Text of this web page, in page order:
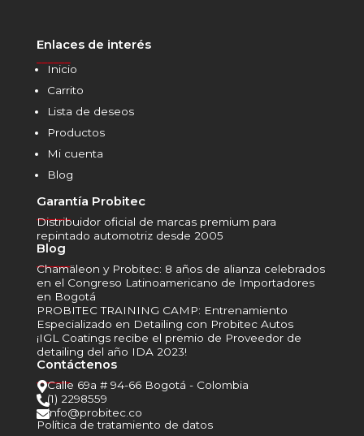
Enlaces de interés
Inicio
Carrito
Lista de deseos
Productos
Mi cuenta
Blog
Garantía Probitec
______
Distribuidor oficial de marcas premium para
repintado automotriz desde 2005
Blog
______
Chamäleon y Probitec: 8 años de alianza celebrados
en el Congreso Latinoamericano de Importadores
en Bogotá
PROBITEC TRAINING CAMP: Entrenamiento
Especializado en Detailing con Probitec Autos
¡IGL Coatings recibe el premio de Proveedor de
detailing del año IDA 2023!
Contáctenos
______
Calle 69a # 94-66 Bogotá - Colombia
(1) 2298559
info@probitec.co
Política de tratamiento de datos